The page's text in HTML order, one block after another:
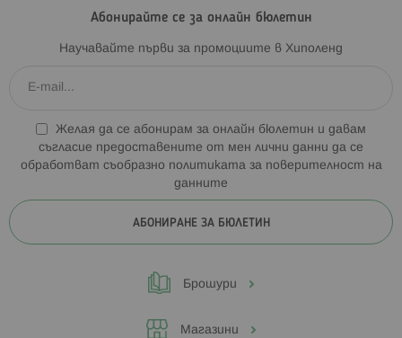
Абонирайте се за онлайн бюлетин
Научавайте първи за промоциите в Хиполенд
Желая да се абонирам за онлайн бюлетин и давам
съгласие предоставените от мен лични данни да се
обработват съобразно политиката за поверителност на
данните
АБОНИРАНЕ ЗА БЮЛЕТИН
Брошури
Магазини